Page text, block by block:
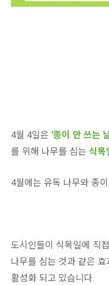
4월 4일은 ‘종이 안 쓰는
를 위해 나무를 심는 식목
4월에는 유독 나무와 종
도시인들이 식목일에 직
나무를 심는 것과 같은 효
활성화 되고 있습니다.